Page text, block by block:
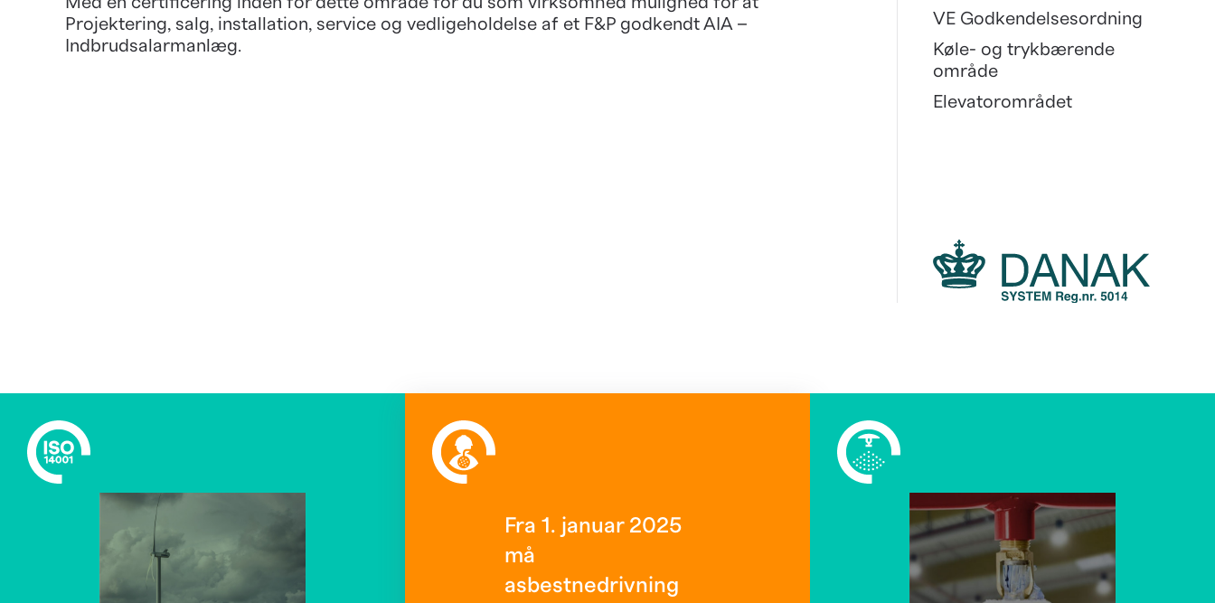
Projektering, salg, installation, service og vedligeholdelse af et F&P godkendt AIA –
Indbrudsalarmanlæg.
VE Godkendelsesordning
Køle- og trykbærende
område
Elevatorområdet
Fra 1. januar 2025
må
asbestnedrivning